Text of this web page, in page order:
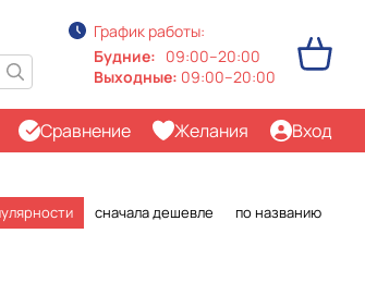
График работы:
Будние: 09:00–20:00
Выходные: 09:00–20:00
Сравнение Желания Вход
сначала дешевле по названию